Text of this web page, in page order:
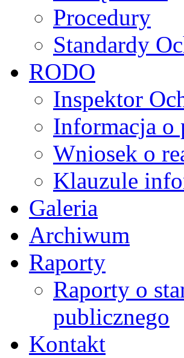
Procedury
Standardy
RODO
Inspektor
Informacja o
Wniosek o
Klauzule
Galeria
Archiwum
Raporty
Raporty o
publicznego
Kontakt